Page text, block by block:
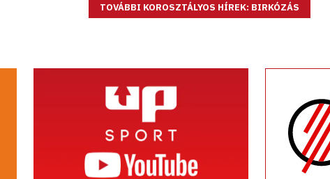
TOVÁBBI KOROSZTÁLYOS HÍREK: BIRKÓZÁS